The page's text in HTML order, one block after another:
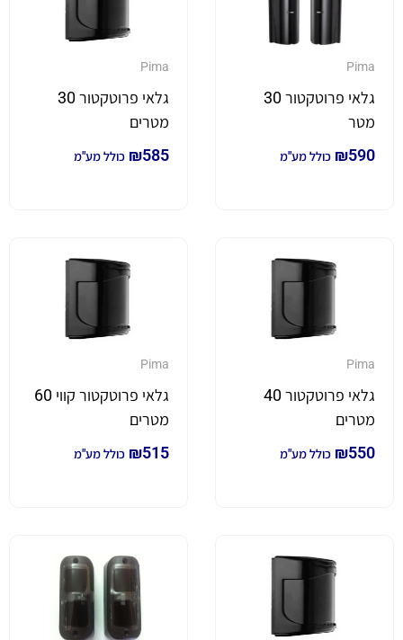
Pima
גלאי פרוטקטור 30
מטר
₪590 כולל מע"מ
Pima
גלאי פרוטקטור 30
מטרים
₪585 כולל מע"מ
Pima
גלאי פרוטקטור 40
מטרים
₪550 כולל מע"מ
Pima
גלאי פרוטקטור קווי 60
מטרים
₪515 כולל מע"מ